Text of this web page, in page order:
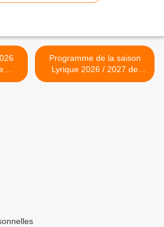
Programme de la saison
Lyrique 2026 / 2027 de
l’Opéra de Paris >